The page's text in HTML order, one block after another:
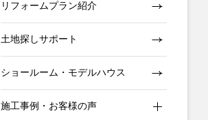
リフォームプラン紹介
土地探しサポート
ショールーム・モデルハウス
施工事例・お客様の声